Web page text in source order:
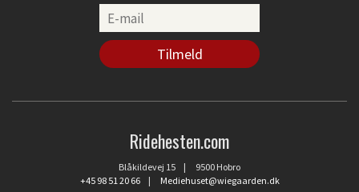
Ridehesten.com
Blåkildevej 15 | 9500 Hobro
+45 98 51 20 66| Mediehuset@wiegaarden.dk